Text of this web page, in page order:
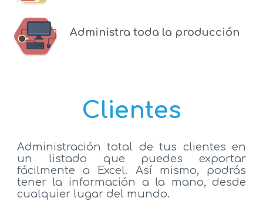
Administra toda la producción
Clientes
Administración total de tus clientes en
un listado que puedes exportar
fácilmente a Excel. Así mismo, podrás
tener la información a la mano, desde
cualquier lugar del mundo.